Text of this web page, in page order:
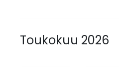
Toukokuu 2026